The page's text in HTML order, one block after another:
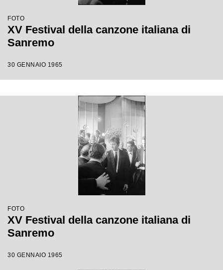
FOTO
XV Festival della canzone italiana di
Sanremo
30 GENNAIO 1965
FOTO
XV Festival della canzone italiana di
Sanremo
30 GENNAIO 1965